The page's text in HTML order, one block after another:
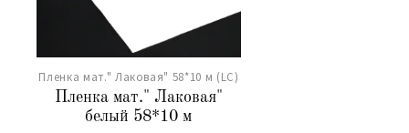
Пленка мат." Лаковая" 58*10 м (LC)
Пленка мат." Лаковая"
белый 58*10 м